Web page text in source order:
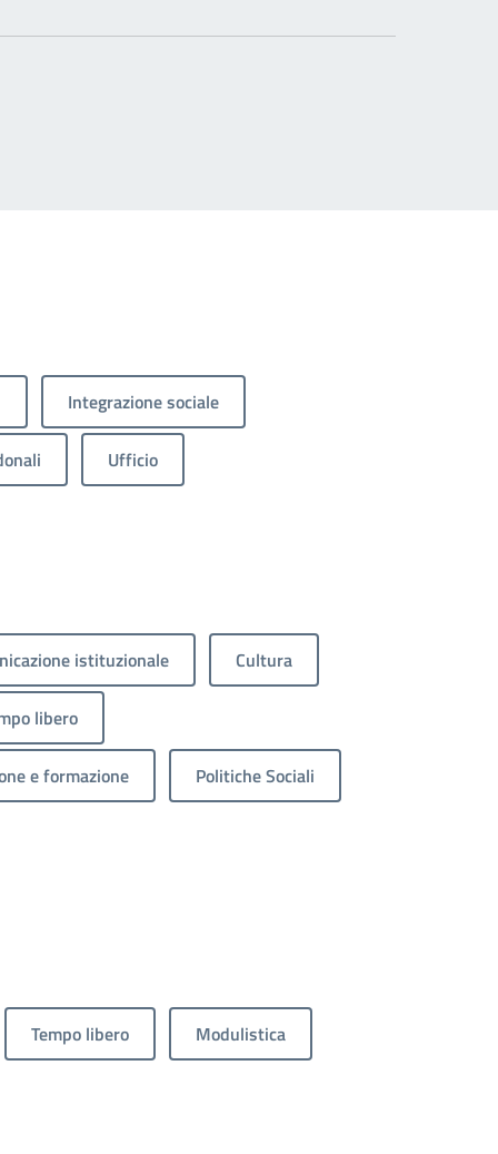
Integrazione sociale
Ufficio
istituzionale Cultura
libero
e formazione Politiche Sociali
Tempo libero Modulistica